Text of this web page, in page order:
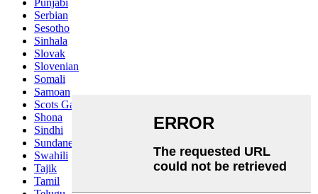
Punjabi
Serbian
Sesotho
Sinhala
Slovak
Slovenian
Somali
Samoan
Scots Gaelic
Shona
Sindhi
Sundanese
Swahili
Tajik
Tamil